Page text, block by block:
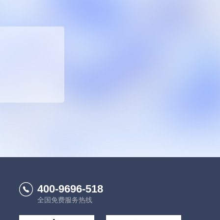
400-9696-518
全国免费服务热线